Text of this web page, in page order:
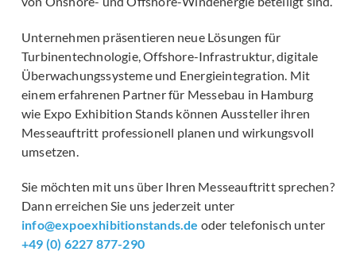
Unternehmen präsentieren neue Lösungen für
Turbinentechnologie, Offshore-Infrastruktur, digitale
Überwachungssysteme und Energieintegration. Mit
einem erfahrenen Partner für Messebau in Hamburg
wie Expo Exhibition Stands können Aussteller ihren
Messeauftritt professionell planen und wirkungsvoll
umsetzen.
Sie möchten mit uns über Ihren Messeauftritt sprechen?
Dann erreichen Sie uns jederzeit unter
info@expoexhibitionstands.de oder telefonisch unter
+49 (0) 6227 877-290